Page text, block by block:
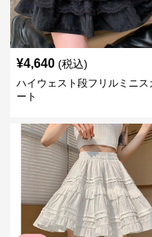
¥4,640 (税込)
ハイウェスト段フリルミニス
ート